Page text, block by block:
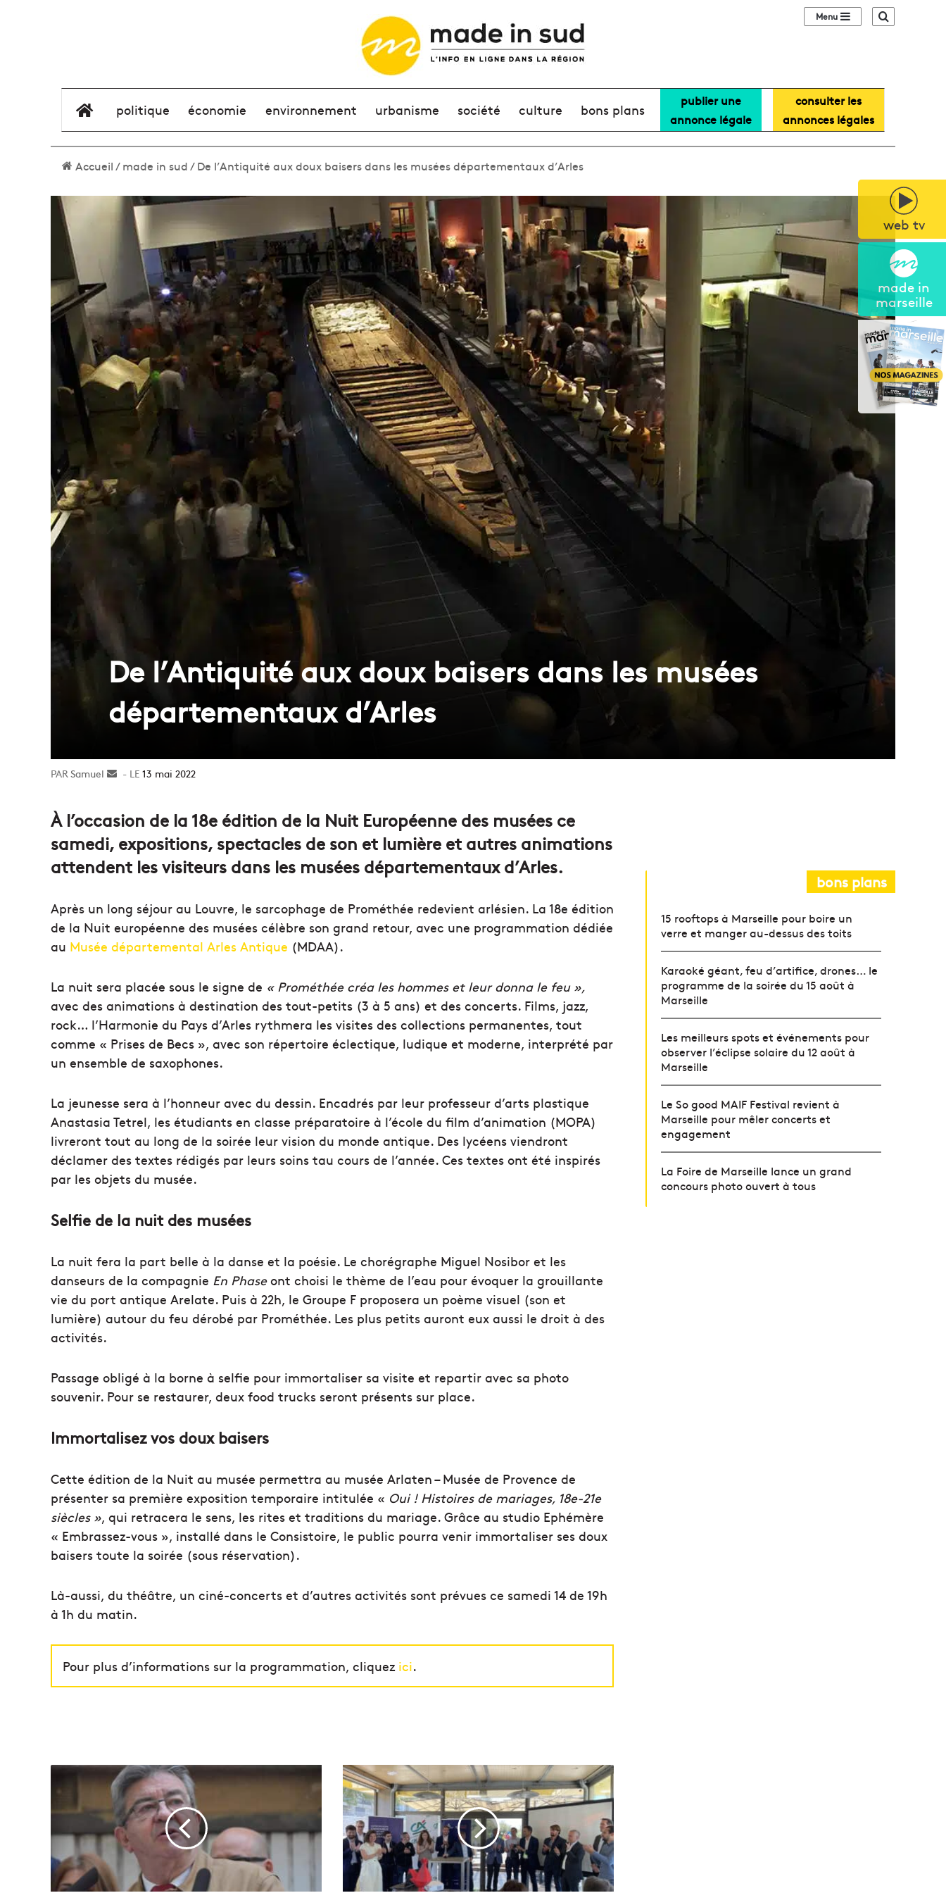
web tv
made in
marseille
Sidebar (barre
élément de menu
politique économie environnement urbanisme société culture bons plans
publier une
annonce légale
consulter les
annonces légales
Accueil/made in sud/De l’Antiquité aux doux baisers dans les musées départementaux d’Arles
De l’Antiquité aux doux baisers dans les musées
départementaux d’Arles
Samuel
Envoyer13 mai 2022
À l’occasion de la 18e édition de la Nuit Européenne des musées ce
samedi, expositions, spectacles de son et lumière et autres animations
attendent les visiteurs dans les musées départementaux d’Arles.
Après un long séjour au Louvre, le sarcophage de Prométhée redevient arlésien. La 18e édition
de la Nuit européenne des musées célèbre son grand retour, avec une programmation dédiée
au Musée départemental Arles Antique (MDAA).
La nuit sera placée sous le signe de « Prométhée créa les hommes et leur donna le feu »,
avec des animations à destination des tout-petits (3 à 5 ans) et des concerts. Films, jazz,
rock… l’Harmonie du Pays d’Arles rythmera les visites des collections permanentes, tout
comme « Prises de Becs », avec son répertoire éclectique, ludique et moderne, interprété par
un ensemble de saxophones.
La jeunesse sera à l’honneur avec du dessin. Encadrés par leur professeur d’arts plastique
Anastasia Tetrel, les étudiants en classe préparatoire à l’école du film d’animation (MOPA)
livreront tout au long de la soirée leur vision du monde antique. Des lycéens viendront
déclamer des textes rédigés par leurs soins tau cours de l’année. Ces textes ont été inspirés
par les objets du musée.
Selfie de la nuit des musées
La nuit fera la part belle à la danse et la poésie. Le chorégraphe Miguel Nosibor et les
danseurs de la compagnie En Phaseont choisi le thème de l’eau pour évoquer la grouillante
vie du port antique Arelate. Puis à 22h, le Groupe F proposera un poème visuel (son et
lumière) autour du feu dérobé par Prométhée. Les plus petits auront eux aussi le droit à des
activités.
Passage obligé à la borne à selfie pour immortaliser sa visite et repartir avec sa photo
souvenir. Pour se restaurer, deux food trucks seront présents sur place.
Immortalisez vos doux baisers
Cette édition de la Nuit au musée permettra au musée Arlaten – Musée de Provence de
présenter sa première exposition temporaire intitulée « Oui ! Histoires de mariages, 18e-21e
siècles », qui retracera le sens, les rites et traditions du mariage. Grâce au studio Ephémère
« Embrassez-vous », installé dans le Consistoire, le public pourra venir immortaliser ses doux
baisers toute la soirée (sous réservation).
Là-aussi, du théâtre, un ciné-concerts et d’autres activités sont prévues ce samedi 14 de 19h
à 1h du matin.
Pour plus d’informations sur la programmation, cliquez ici.
L
é
i
s
a
t
N
e
x
t
T
o
p
2
bons plans
15 rooftops à Marseille pour boire un
verre et manger au-dessus des toits
Karaoké géant, feu d’artifice, drones… le
programme de la soirée du 15 août à
Marseille
Les meilleurs spots et événements pour
observer l’éclipse solaire du 12 août à
Marseille
Le So good MAIF Festival revient à
Marseille pour mêler concerts et
engagement
La Foire de Marseille lance un grand
concours photo ouvert à tous